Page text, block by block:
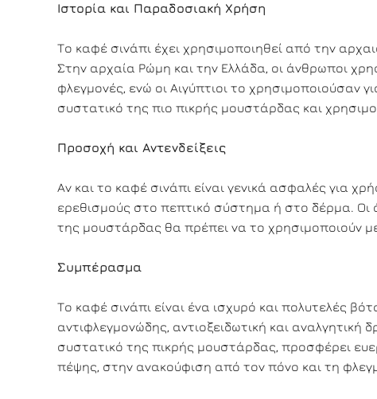
Ιστορία και Παραδοσιακή Χρήση
Το καφέ σινάπι έχει χρησιμοποιηθεί από την
Στην αρχαία Ρώμη και την Ελλάδα, οι άνθρωποι
φλεγμονές, ενώ οι Αιγύπτιοι το χρησιμοποιούσαν
συστατικό της πιο πικρής μουστάρδας και
Προσοχή και Αντενδείξεις
Αν και το καφέ σινάπι είναι γενικά ασφαλές για
ερεθισμούς στο πεπτικό σύστημα ή στο δέρμα. Οι
της μουστάρδας θα πρέπει να το χρησιμοποιούν
Συμπέρασμα
Το καφέ σινάπι είναι ένα ισχυρό και πολυτελές
αντιφλεγμονώδης, αντιοξειδωτική και
συστατικό της πικρής μουστάρδας, προσφέρει
πέψης, στην ανακούφιση από τον πόνο και τη